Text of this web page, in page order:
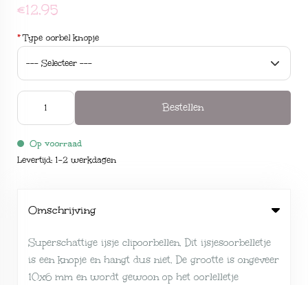
€12,95
*Type oorbel knopje
Bestellen
Op voorraad
Levertijd: 1-2 werkdagen
Omschrijving
Superschattige ijsje clipoorbellen. Dit ijsjesoorbelletje
is een knopje en hangt dus niet. De grootte is ongeveer
10x6 mm en wordt gewoon op het oorlelletje